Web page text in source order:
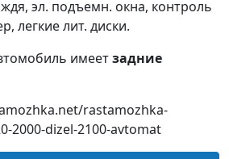
эл. подъемн. окна, контроль
легкие лит. диски.
имеетзадние
rastamozhka-
2000-dizel-2100-avtomat